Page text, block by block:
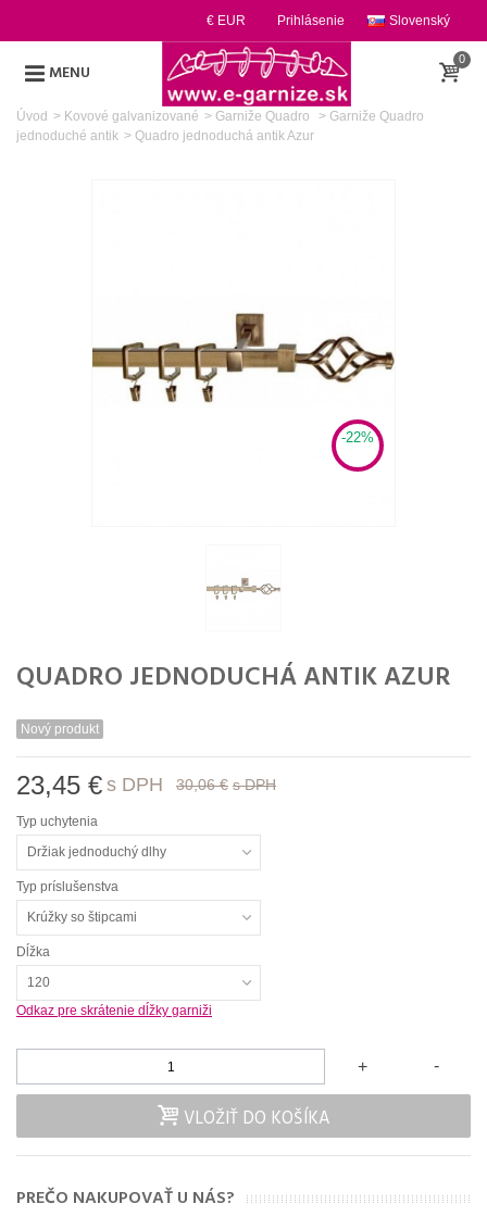
Slovenský
Prihlásenie
€ EUR
MENU
0
Úvod > Kovové galvanizované > Garniže Quadro > Garniže Quadro
jednoduché antik > Quadro jednoduchá antik Azur
-22%
QUADRO JEDNODUCHÁ ANTIK AZUR
Nový produkt
23,45 € s DPH 30,06 € s DPH
Typ uchytenia
Držiak jednoduchý dlhy
Typ príslušenstva
Krúžky so štipcami
Dĺžka
120
Odkaz pre skrátenie dĺžky garniži
-
+
VLOŽIŤ DO KOŠÍKA
PREČO NAKUPOVAŤ U NÁS?